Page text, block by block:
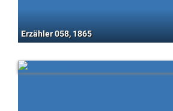
Erzähler 058, 1865